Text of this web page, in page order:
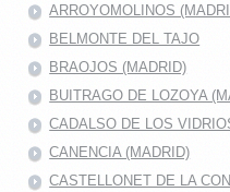
ARROYOMOLINOS
BELMONTE DEL TAJO
BRAOJOS (MADRID)
BUITRAGO DE LOZOYA
CADALSO DE LOS
CANENCIA (MADRID)
CASTELLONET DE LA